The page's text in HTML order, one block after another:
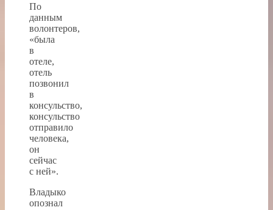
По
данным
волонтеров,
«была
в
отеле,
отель
позвонил
в
консульство,
консульство
отправило
человека,
он
сейчас
с ней».
Владыко
опознал